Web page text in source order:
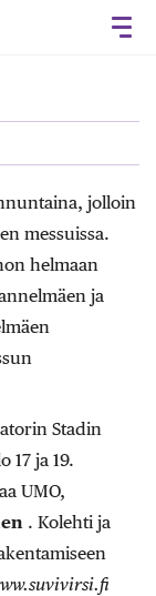
jolloin
messuissa.
helmaan
ja
Stadin
17 ja 19.
UMO,
. Kolehti ja